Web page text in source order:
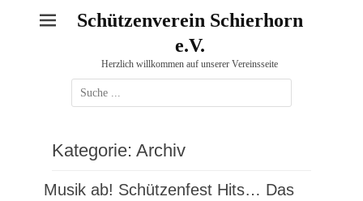
Schützenverein Schierhorn
e.V.
Herzlich willkommen auf unserer Vereinsseite
Suche
nach:
Kategorie: Archiv
Musik ab! Schützenfest Hits… Das